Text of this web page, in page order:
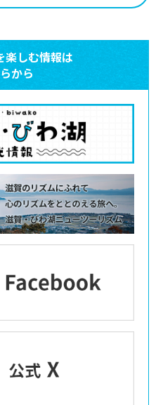
楽しむ情報は
から